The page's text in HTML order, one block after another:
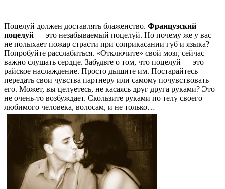
Поцелуй должен доставлять блаженство. Французский
поцелуй — это незабываемый поцелуй. Но почему же у вас
не полыхает пожар страсти при соприкасании губ и языка?
Попробуйте расслабиться. «Отключите» свой мозг, сейчас
важно слушать сердце. Забудьте о том, что поцелуй — это
райское наслаждение. Просто дышите им. Постарайтесь
передать свои чувства партнеру или самому почувствовать
его. Может, вы целуетесь, не касаясь друг друга руками? Это
не очень-то возбуждает. Скользите руками по телу своего
любимого человека, волосам, и не только…